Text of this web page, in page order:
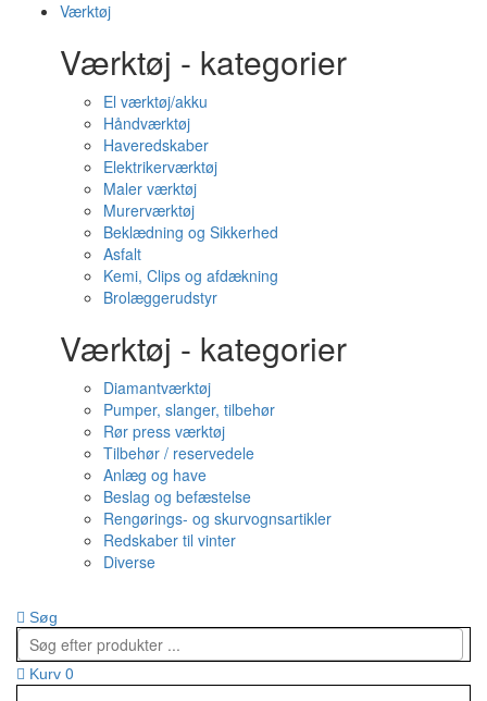
Værktøj
Værktøj - kategorier
El værktøj/akku
Håndværktøj
Haveredskaber
Elektrikerværktøj
Maler værktøj
Murerværktøj
Beklædning og Sikkerhed
Asfalt
Kemi, Clips og afdækning
Brolæggerudstyr
Værktøj - kategorier
Diamantværktøj
Pumper, slanger, tilbehør
Rør press værktøj
Tilbehør / reservedele
Anlæg og have
Beslag og befæstelse
Rengørings- og skurvognsartikler
Redskaber til vinter
Diverse
Søg
Kurv 0